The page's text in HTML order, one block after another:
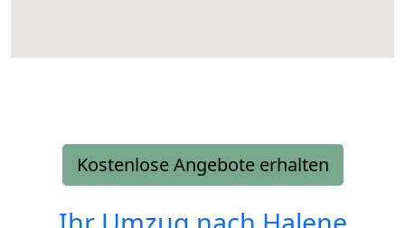
Kostenlose Angebote erhalten